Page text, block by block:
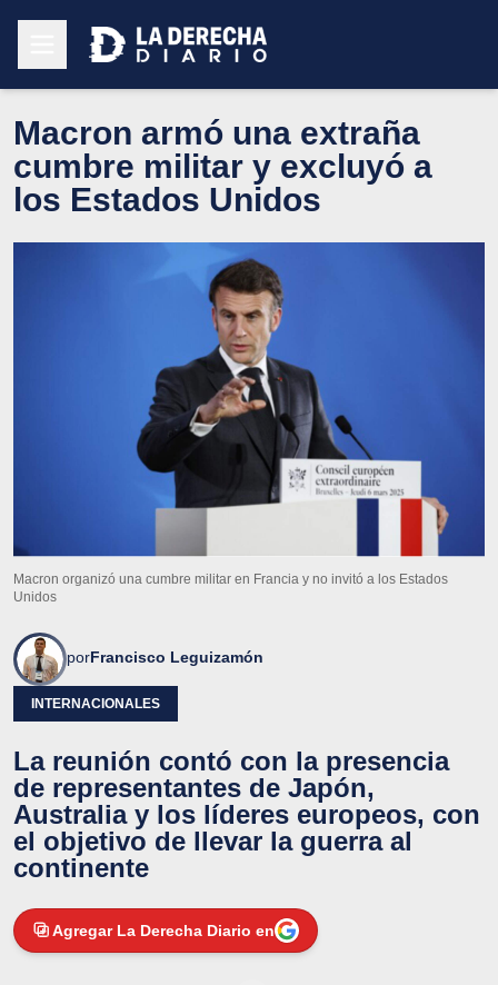
Macron armó una extraña
cumbre militar y excluyó a
los Estados Unidos
Macron organizó una cumbre militar en Francia y no invitó a los Estados
Unidos
porFrancisco Leguizamón
INTERNACIONALES
La reunión contó con la presencia
de representantes de Japón,
Australia y los líderes europeos, con
el objetivo de llevar la guerra al
continente
Agregar La Derecha Diario en